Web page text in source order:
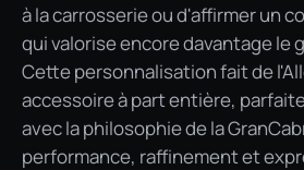
à la carrosserie ou d'affirmer un
qui valorise encore davantage le
Cette personnalisation fait de
accessoire à part entière,
avec la philosophie de la
performance, raffinement et